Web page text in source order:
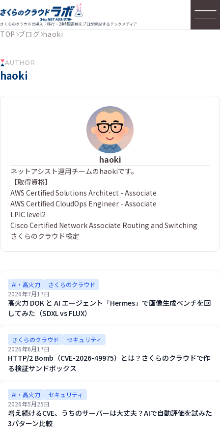
さくらのクラウドの導入・移行・24時間運用をプロが解説するテックメディア
TOP ブログ haoki
AUTHOR
haoki
haoki
ネットアシスト運用チームのhaokiです。
【取得資格】
AWS Certified Solutions Architect - Associate
AWS Certified CloudOps Engineer - Associate
LPIC level2
Cisco Certified Network Associate Routing and Switching
さくらのクラウド検定
AI・高火力
さくらのクラウド
2026年7月17日
高火力 DOK と AI エージェント「Hermes」で画像生成ベンチを回
してみた（SDXL vs FLUX）
さくらのクラウド
セキュリティ
2026年6月17日
HTTP/2 Bomb（CVE-2026-49975）とは？さくらのクラウドで作
る検証サンドボックス
AI・高火力
セキュリティ
2026年5月25日
増え続けるCVE、うちのサーバーは大丈夫？AIで自動評価を試みた
3パターン比較